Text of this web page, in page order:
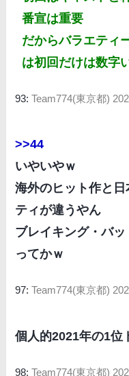
番宣は重要
だからバラエティ
は初回だけは数字
93:Team774(東京都)
>>44
いやいやｗ
海外のヒット作と
ティが違うやん
ブレイキング・バ
ってかｗ
97:Team774(東京都)
個人的2021年の1位
98:Team774(東京都)